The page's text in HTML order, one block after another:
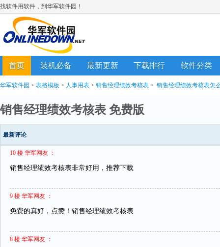
找软件用软件，到华军软件园！
首页 装机必备 最新更新 下载排行 软件分类
华军软件园 > 表格模板 > 人事用表 > 销售经理绩效考核表 > 销售经理绩效考核表怎
销售经理绩效考核表 免费版
最新评论
10 楼 华军网友 ：
销售经理绩效考核表非常好用，推荐下载
9 楼 华军网友 ：
免费的真好，点赞！销售经理绩效考核表
8 楼 华军网友 ：